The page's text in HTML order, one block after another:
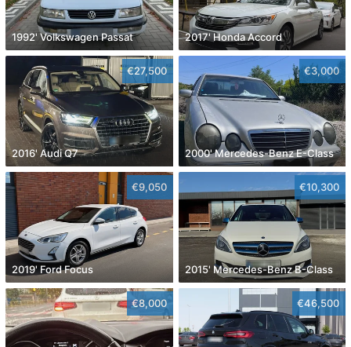
1992' Volkswagen Passat 2017' Honda Accord
€27,500
2016' Audi Q7
€3,000
2000' Mercedes-Benz E-Class
€9,050
2019' Ford Focus
€10,300
2015' Mercedes-Benz B-Class
€8,000 €46,500